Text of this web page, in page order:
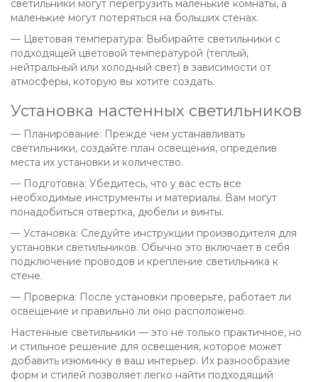
светильники могут перегрузить маленькие комнаты, а
маленькие могут потеряться на больших стенах.
— Цветовая температура: Выбирайте светильники с
подходящей цветовой температурой (теплый,
нейтральный или холодный свет) в зависимости от
атмосферы, которую вы хотите создать.
Установка настенных светильников
— Планирование: Прежде чем устанавливать
светильники, создайте план освещения, определив
места их установки и количество.
— Подготовка: Убедитесь, что у вас есть все
необходимые инструменты и материалы. Вам могут
понадобиться отвертка, дюбели и винты.
— Установка: Следуйте инструкции производителя для
установки светильников. Обычно это включает в себя
подключение проводов и крепление светильника к
стене.
— Проверка: После установки проверьте, работает ли
освещение и правильно ли оно расположено.
Настенные светильники — это не только практичное, но
и стильное решение для освещения, которое может
добавить изюминку в ваш интерьер. Их разнообразие
форм и стилей позволяет легко найти подходящий